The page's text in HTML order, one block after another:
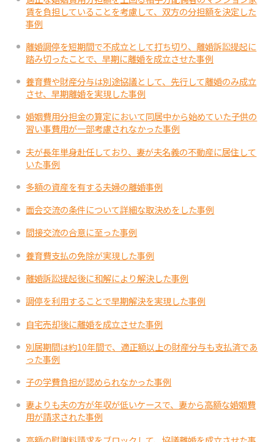
賃を負担していることを考慮して、双方の分担額を決定した
事例
離婚調停を短期間で不成立として打ち切り、離婚訴訟提起に
踏み切ったことで、早期に離婚を成立させた事例
養育費や財産分与は別途協議として、先行して離婚のみ成立
させ、早期離婚を実現した事例
婚姻費用分担金の算定において同居中から始めていた子供の
習い事費用が一部考慮されなかった事例
夫が長年単身赴任しており、妻が夫名義の不動産に居住して
いた事例
多額の資産を有する夫婦の離婚事例
面会交流の条件について詳細な取決めをした事例
間接交流の合意に至った事例
養育費支払の免除が実現した事例
離婚訴訟提起後に和解により解決した事例
調停を利用することで早期解決を実現した事例
自宅売却後に離婚を成立させた事例
別居期間は約10年間で、適正額以上の財産分与も支払済であ
った事例
子の学費負担が認められなかった事例
妻よりも夫の方が年収が低いケースで、妻から高額な婚姻費
用が請求された事例